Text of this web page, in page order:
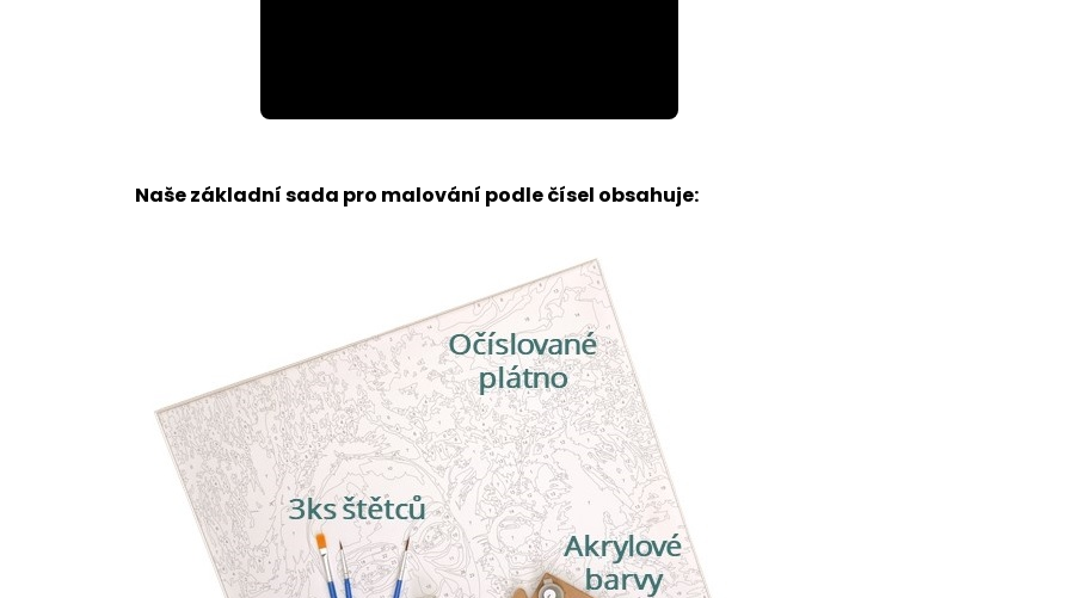
64.41%
Naše základní sada pro malování podle čísel obsahuje: